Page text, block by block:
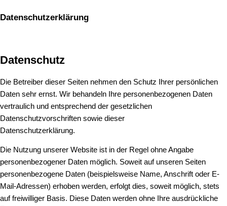
Datenschutzerklärung
Datenschutz
Die Betreiber dieser Seiten nehmen den Schutz Ihrer persönlichen
Daten sehr ernst. Wir behandeln Ihre personenbezogenen Daten
vertraulich und entsprechend der gesetzlichen
Datenschutzvorschriften sowie dieser
Datenschutzerklärung.
Die Nutzung unserer Website ist in der Regel ohne Angabe
personenbezogener Daten möglich. Soweit auf unseren Seiten
personenbezogene Daten (beispielsweise Name, Anschrift oder E-
Mail-Adressen) erhoben werden, erfolgt dies, soweit möglich, stets
auf freiwilliger Basis. Diese Daten werden ohne Ihre ausdrückliche